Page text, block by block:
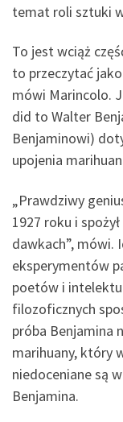
temat roli sztuki
To jest wciąż
to przeczytać
mówi Marincolo.
did to Walter
Benjaminowi)
upojenia
„Prawdziwy
1927 roku i
dawkach”, mówi.
eksperymentów
poetów i
filozoficznych
próba Benjamina
marihuany, który
niedoceniane są
Benjamina.